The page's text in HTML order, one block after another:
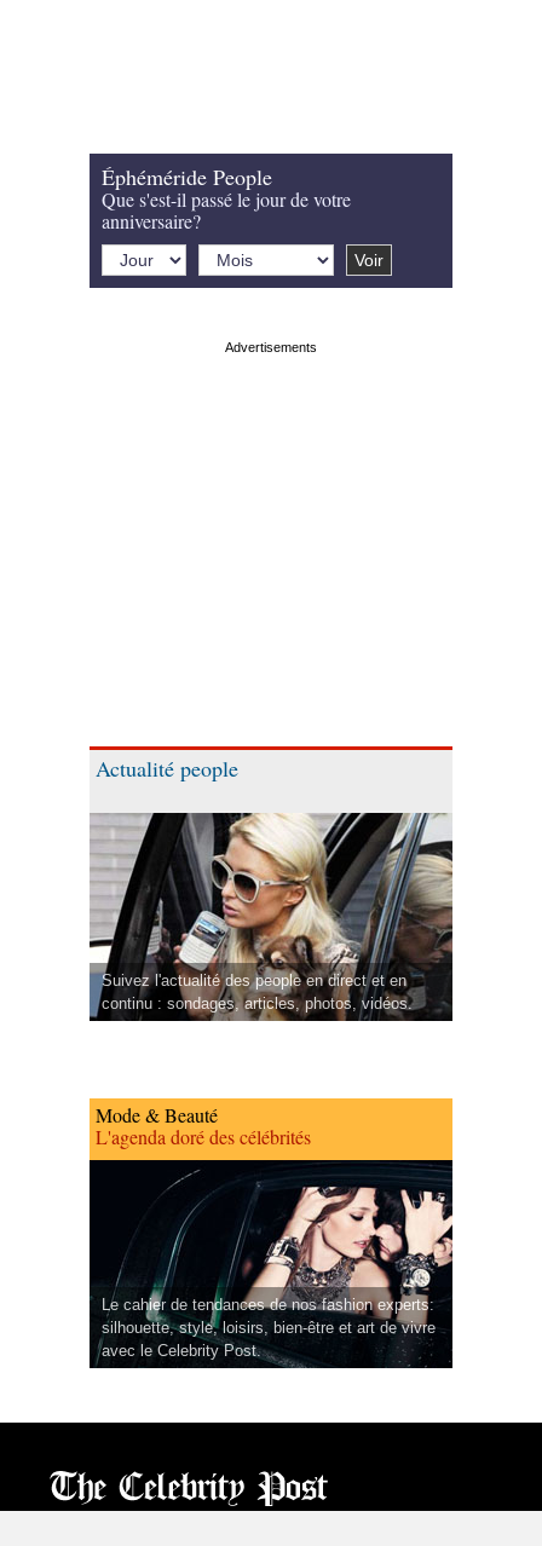
Éphéméride People
Que s'est-il passé le jour de votre
anniversaire?
Actualité people
Suivez l'actualité des people en direct et en
continu : sondages, articles, photos, vidéos.
Mode & Beauté
L'agenda doré des célébrités
Le cahier de tendances de nos fashion experts:
silhouette, style, loisirs, bien-être et art de vivre
avec le Celebrity Post.